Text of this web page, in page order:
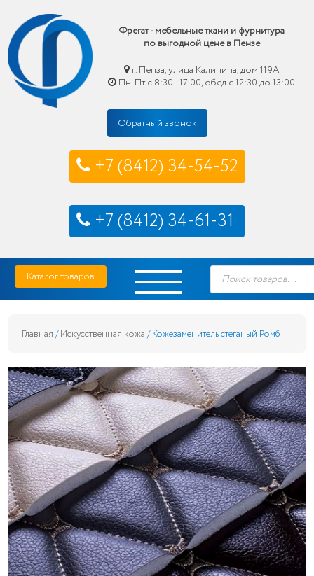
Фрегат - мебельные ткани и фурнитура
по выгодной цене в Пензе
г. Пенза, улица Калинина, дом 119А
Пн-Пт с 8:30 - 17:00, обед с 12:30 до 13:00
Обратный звонок
+7 (8412) 34-54-52
+7 (8412) 34-61-31
Skip
content
Фрегат — мебельные ткани и фурнитура купить по выгодной цене в Пензе
Каталог товаров
Поиск
товаров
Главная /Искусственная кожа / Кожезаменитель стеганый Ромб